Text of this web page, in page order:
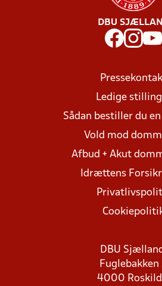
DBU
Ledige
Sådan bestiller du
Vold mod
Afbud + Akut
Idrættens
DBU
Fuglebakken
4000